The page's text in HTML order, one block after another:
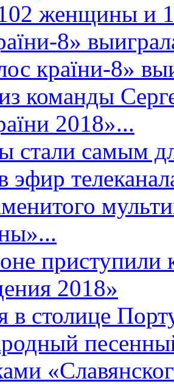
женщины и
8»
країни-8»
команды
2018»...
стали самым
эфир
приступили
2018»
столице